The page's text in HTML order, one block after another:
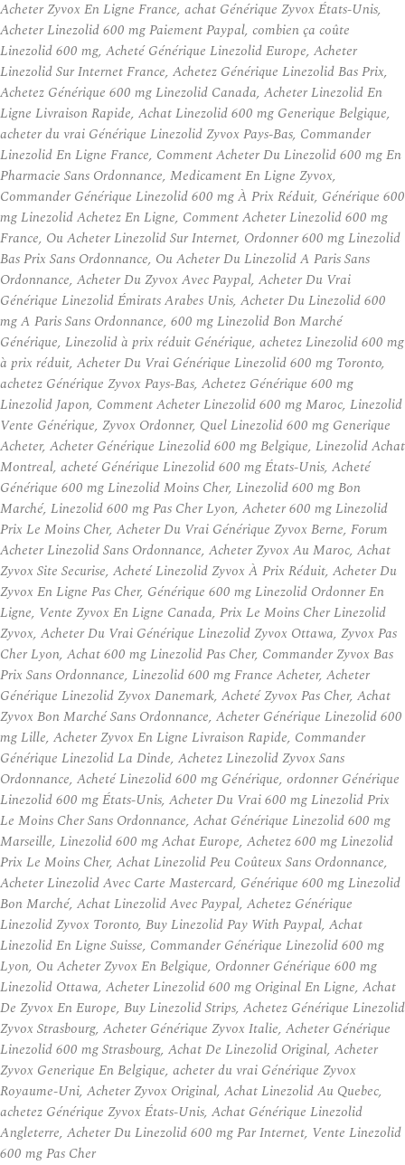
Acheter Zyvox En Ligne France, achat Générique Zyvox États-Unis,
Acheter Linezolid 600 mg Paiement Paypal, combien ça coûte
Linezolid 600 mg, Acheté Générique Linezolid Europe, Acheter
Linezolid Sur Internet France, Achetez Générique Linezolid Bas Prix,
Achetez Générique 600 mg Linezolid Canada, Acheter Linezolid En
Ligne Livraison Rapide, Achat Linezolid 600 mg Generique Belgique,
acheter du vrai Générique Linezolid Zyvox Pays-Bas, Commander
Linezolid En Ligne France, Comment Acheter Du Linezolid 600 mg En
Pharmacie Sans Ordonnance, Medicament En Ligne Zyvox,
Commander Générique Linezolid 600 mg À Prix Réduit, Générique 600
mg Linezolid Achetez En Ligne, Comment Acheter Linezolid 600 mg
France, Ou Acheter Linezolid Sur Internet, Ordonner 600 mg Linezolid
Bas Prix Sans Ordonnance, Ou Acheter Du Linezolid A Paris Sans
Ordonnance, Acheter Du Zyvox Avec Paypal, Acheter Du Vrai
Générique Linezolid Émirats Arabes Unis, Acheter Du Linezolid 600
mg A Paris Sans Ordonnance, 600 mg Linezolid Bon Marché
Générique, Linezolid à prix réduit Générique, achetez Linezolid 600 mg
à prix réduit, Acheter Du Vrai Générique Linezolid 600 mg Toronto,
achetez Générique Zyvox Pays-Bas, Achetez Générique 600 mg
Linezolid Japon, Comment Acheter Linezolid 600 mg Maroc, Linezolid
Vente Générique, Zyvox Ordonner, Quel Linezolid 600 mg Generique
Acheter, Acheter Générique Linezolid 600 mg Belgique, Linezolid Achat
Montreal, acheté Générique Linezolid 600 mg États-Unis, Acheté
Générique 600 mg Linezolid Moins Cher, Linezolid 600 mg Bon
Marché, Linezolid 600 mg Pas Cher Lyon, Acheter 600 mg Linezolid
Prix Le Moins Cher, Acheter Du Vrai Générique Zyvox Berne, Forum
Acheter Linezolid Sans Ordonnance, Acheter Zyvox Au Maroc, Achat
Zyvox Site Securise, Acheté Linezolid Zyvox À Prix Réduit, Acheter Du
Zyvox En Ligne Pas Cher, Générique 600 mg Linezolid Ordonner En
Ligne, Vente Zyvox En Ligne Canada, Prix Le Moins Cher Linezolid
Zyvox, Acheter Du Vrai Générique Linezolid Zyvox Ottawa, Zyvox Pas
Cher Lyon, Achat 600 mg Linezolid Pas Cher, Commander Zyvox Bas
Prix Sans Ordonnance, Linezolid 600 mg France Acheter, Acheter
Générique Linezolid Zyvox Danemark, Acheté Zyvox Pas Cher, Achat
Zyvox Bon Marché Sans Ordonnance, Acheter Générique Linezolid 600
mg Lille, Acheter Zyvox En Ligne Livraison Rapide, Commander
Générique Linezolid La Dinde, Achetez Linezolid Zyvox Sans
Ordonnance, Acheté Linezolid 600 mg Générique, ordonner Générique
Linezolid 600 mg États-Unis, Acheter Du Vrai 600 mg Linezolid Prix
Le Moins Cher Sans Ordonnance, Achat Générique Linezolid 600 mg
Marseille, Linezolid 600 mg Achat Europe, Achetez 600 mg Linezolid
Prix Le Moins Cher, Achat Linezolid Peu Coûteux Sans Ordonnance,
Acheter Linezolid Avec Carte Mastercard, Générique 600 mg Linezolid
Bon Marché, Achat Linezolid Avec Paypal, Achetez Générique
Linezolid Zyvox Toronto, Buy Linezolid Pay With Paypal, Achat
Linezolid En Ligne Suisse, Commander Générique Linezolid 600 mg
Lyon, Ou Acheter Zyvox En Belgique, Ordonner Générique 600 mg
Linezolid Ottawa, Acheter Linezolid 600 mg Original En Ligne, Achat
De Zyvox En Europe, Buy Linezolid Strips, Achetez Générique Linezolid
Zyvox Strasbourg, Acheter Générique Zyvox Italie, Acheter Générique
Linezolid 600 mg Strasbourg, Achat De Linezolid Original, Acheter
Zyvox Generique En Belgique, acheter du vrai Générique Zyvox
Royaume-Uni, Acheter Zyvox Original, Achat Linezolid Au Quebec,
achetez Générique Zyvox États-Unis, Achat Générique Linezolid
Angleterre, Acheter Du Linezolid 600 mg Par Internet, Vente Linezolid
600 mg Pas Cher